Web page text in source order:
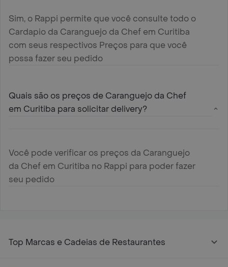
Sim, o Rappi permite que você consulte todo o
Cardapio da Caranguejo da Chef em Curitiba
com seus respectivos Preços para que você
possa fazer seu pedido
Quais são os preços de Caranguejo da Chef
em Curitiba para solicitar delivery?
Você pode verificar os preços da Caranguejo
da Chef em Curitiba no Rappi para poder fazer
seu pedido
Top Marcas e Cadeias de Restaurantes